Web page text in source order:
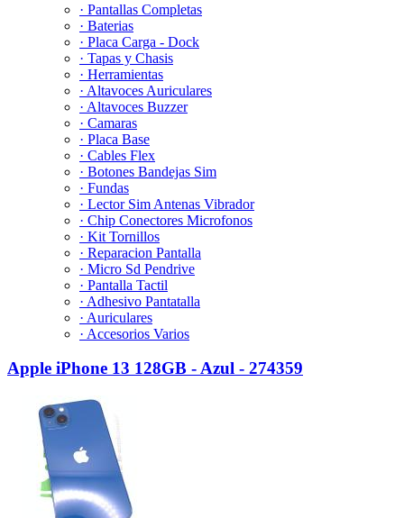
· Pantallas Completas
· Baterias
· Placa Carga - Dock
· Tapas y Chasis
· Herramientas
· Altavoces Auriculares
· Altavoces Buzzer
· Camaras
· Placa Base
· Cables Flex
· Botones Bandejas Sim
· Fundas
· Lector Sim Antenas Vibrador
· Chip Conectores Microfonos
· Kit Tornillos
· Reparacion Pantalla
· Micro Sd Pendrive
· Pantalla Tactil
· Adhesivo Pantatalla
· Auriculares
· Accesorios Varios
Apple iPhone 13 128GB - Azul - 274359